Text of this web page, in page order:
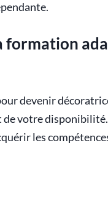
devenir
votre disponibilité.
les